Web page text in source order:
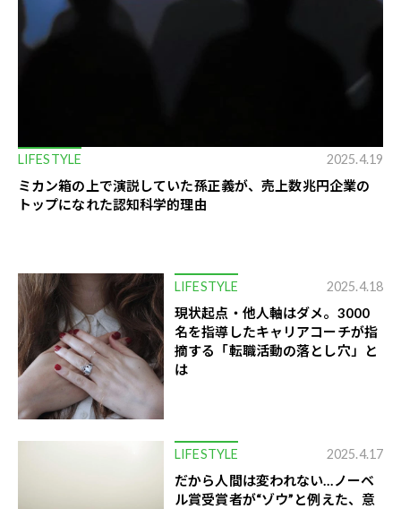
LIFESTYLE 2025.4.19
ミカン箱の上で演説していた孫正義が、売上数兆円企業の
トップになれた認知科学的理由
LIFESTYLE 2025.4.18
現状起点・他人軸はダメ。3000
名を指導したキャリアコーチが指
摘する「転職活動の落とし穴」と
は
LIFESTYLE 2025.4.17
だから人間は変われない…ノーベ
ル賞受賞者が“ゾウ”と例えた、意